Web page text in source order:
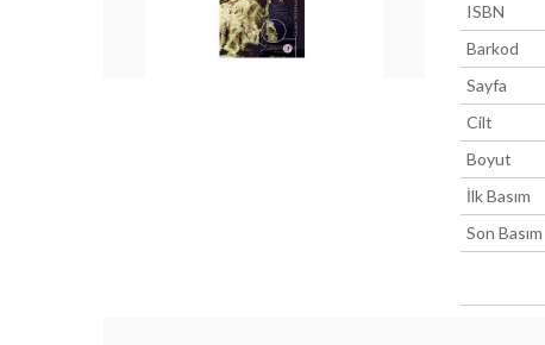
ISBN
Barkod
Sayfa
Cilt
Boyut
İlk Basım
Son Basım